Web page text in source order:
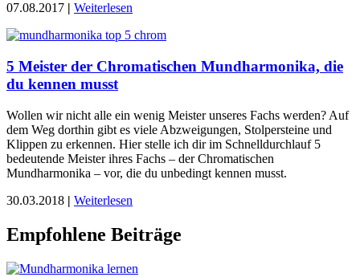
07.08.2017 | Weiterlesen
5 Meister der Chromatischen Mundharmonika, die
du kennen musst
Wollen wir nicht alle ein wenig Meister unseres Fachs werden? Auf
dem Weg dorthin gibt es viele Abzweigungen, Stolpersteine und
Klippen zu erkennen. Hier stelle ich dir im Schnelldurchlauf 5
bedeutende Meister ihres Fachs – der Chromatischen
Mundharmonika – vor, die du unbedingt kennen musst.
30.03.2018 | Weiterlesen
Empfohlene Beiträge